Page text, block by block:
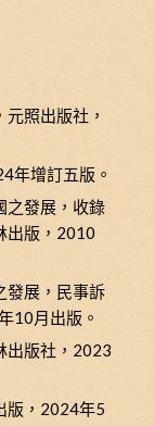
照出版社，
年增訂五版。
之發展，收錄
出版，2010
發展，民事訴
10月出版。
出版社，2023
版，2024年5